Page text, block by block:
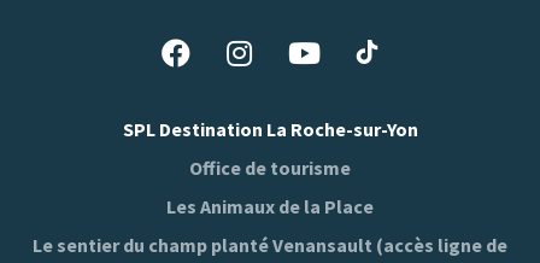
Suivez-
sur
Facebook
Suivez-
sur
Instagram
Suivez-
sur
Youtube
Suivez-
sur
SPL Destination La Roche-sur-Yon
Office de tourisme
Les Animaux de la Place
Le sentier du champ planté Venansault (accès ligne de